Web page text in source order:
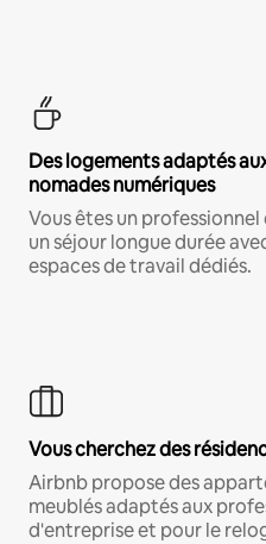
Des logements adaptés
nomades numériques
Vous êtes un
un séjour longue durée
espaces de travail dédiés.
Vous cherchez des
Airbnb propose des
meublés adaptés aux
d'entreprise et pour le